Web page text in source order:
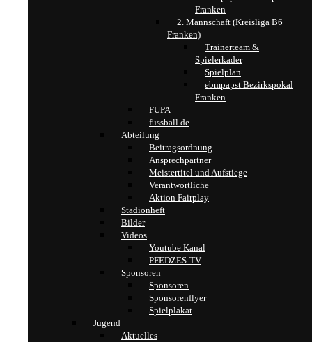
Franken
2. Mannschaft (Kreisliga B6
Franken)
Trainerteam &
Spielerkader
Spielplan
ebmpapst Bezirkspokal
Franken
FUPA
fussball.de
Abteilung
Beitragsordnung
Ansprechpartner
Meistertitel und Aufstiege
Verantwortliche
Aktion Fairplay
Stadionheft
Bilder
Videos
Youtube Kanal
PFEDZES-TV
Sponsoren
Sponsoren
Sponsorenflyer
Spielplakat
Jugend
Aktuelles